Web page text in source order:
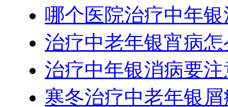
哪个医院治疗中年
治疗中老年银宵病
治疗中年银消病要
寒冬治疗中老年银